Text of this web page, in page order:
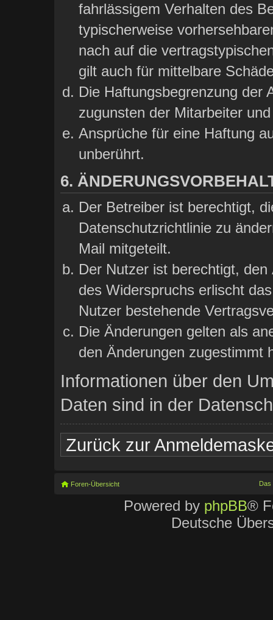
fahrlässigem Verhalten des
typischerweise
nach auf die
gilt auch für mittelbare
Die Haftungsbegrenzung der
zugunsten der Mitarbeiter
Ansprüche für eine Haftung
unberührt.
6.
Der Betreiber ist berechtigt,
Datenschutzrichtlinie zu
Mail mitgeteilt.
Der Nutzer ist berechtigt,
des Widerspruchs erlischt
Nutzer bestehende
Die Änderungen gelten als
den Änderungen zugestimmt
Informationen über den
Daten sind in der
Zurück zur
Foren-Übersicht Das
Powered by phpBB®
Deutsche